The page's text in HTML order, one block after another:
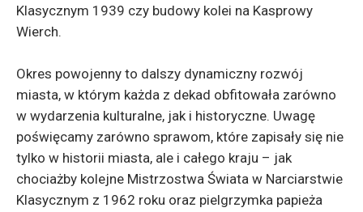
Klasycznym 1939 czy budowy kolei na Kasprowy
Wierch.
Okres powojenny to dalszy dynamiczny rozwój
miasta, w którym każda z dekad obfitowała zarówno
w wydarzenia kulturalne, jak i historyczne. Uwagę
poświęcamy zarówno sprawom, które zapisały się nie
tylko w historii miasta, ale i całego kraju – jak
chociażby kolejne Mistrzostwa Świata w Narciarstwie
Klasycznym z 1962 roku oraz pielgrzymka papieża